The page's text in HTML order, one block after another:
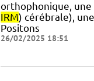
orthophonique, une
IRM) cérébrale),
Positons
26/02/2025 18:51